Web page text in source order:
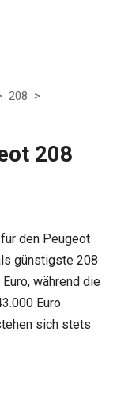
208 >
208
den Peugeot
günstigste 208
während die
Euro
sich stets